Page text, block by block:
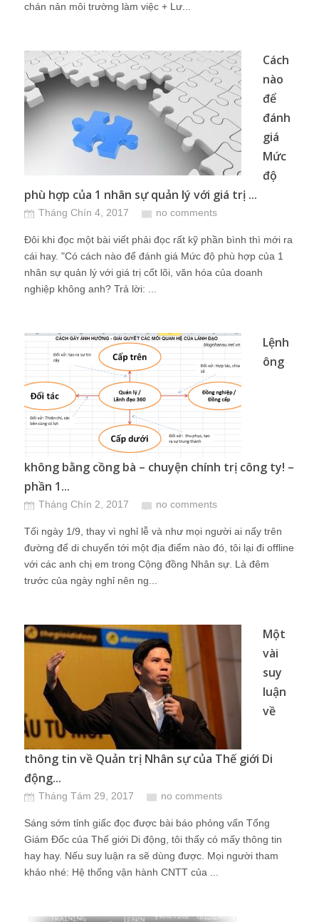
chán nản môi trường làm việc + Lư...
Cách
nào
để
đánh
giá
Mức
độ
phù hợp của 1 nhân sự quản lý với giá trị ...
Tháng Chín 4, 2017 no comments
Đôi khi đọc một bài viết phải đọc rất kỹ phần bình thì mới ra
cái hay. "Có cách nào để đánh giá Mức độ phù hợp của 1
nhân sự quản lý với giá trị cốt lõi, văn hóa của doanh
nghiệp không anh? Trả lời: ...
Lệnh
ông
không bằng cồng bà – chuyện chính trị công ty! –
phần 1...
Tháng Chín 2, 2017 no comments
Tối ngày 1/9, thay vì nghỉ lễ và như mọi người ai nấy trên
đường để di chuyển tới một địa điểm nào đó, tôi lại đi offline
với các anh chị em trong Cộng đồng Nhân sự. Là đêm
trước của ngày nghỉ nên ng...
Một
vài
suy
luận
về
thông tin về Quản trị Nhân sự của Thế giới Di
động...
Tháng Tám 29, 2017 no comments
Sáng sớm tỉnh giấc đọc được bài báo phỏng vấn Tổng
Giám Đốc của Thế giới Di động, tôi thấy có mấy thông tin
hay hay. Nếu suy luận ra sẽ dùng được. Mọi người tham
khảo nhé: Hệ thống vận hành CNTT của ...